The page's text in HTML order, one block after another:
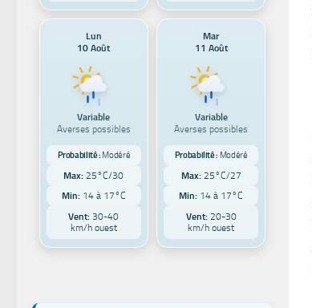
Lun
10 Août
Variable
Averses possibles
Probabilité : Modéré
Max: 25°C/30
Min: 14 à 17°C
Vent: 30-40
km/h ouest
Mar
11 Août
Variable
Averses possibles
Probabilité : Modéré
Max: 25°C/27
Min: 14 à 17°C
Vent:20-30
km/h ouest